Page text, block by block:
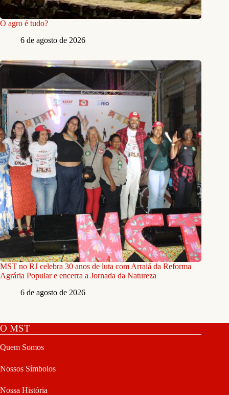
O agro é tudo?
6 de agosto de 2026
MST no RJ celebra 30 anos de luta com Arraiá da Reforma
Agrária Popular e encerra a Jornada da Natureza
6 de agosto de 2026
O MST
Quem Somos
Nossos Símbolos
Nossa História